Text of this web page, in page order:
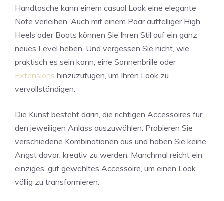
Handtasche kann einem casual Look eine elegante
Note verleihen. Auch mit einem Paar auffälliger High
Heels oder Boots können Sie Ihren Stil auf ein ganz
neues Level heben. Und vergessen Sie nicht, wie
praktisch es sein kann, eine Sonnenbrille oder
Extensions hinzuzufügen, um Ihren Look zu
vervollständigen.
Die Kunst besteht darin, die richtigen Accessoires für
den jeweiligen Anlass auszuwählen. Probieren Sie
verschiedene Kombinationen aus und haben Sie keine
Angst davor, kreativ zu werden. Manchmal reicht ein
einziges, gut gewähltes Accessoire, um einen Look
völlig zu transformieren.